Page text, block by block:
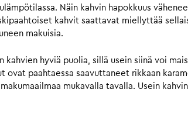
Näin kahvin hapokkuus
kahvit saattavat miellyttää
makuisia.
hyviä puolia, sillä usein siinä voi
ovat paahtaessa saavuttaneet rikkaan
mukavalla tavalla. Usein